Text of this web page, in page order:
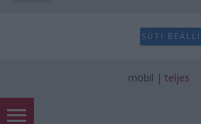
SÜTI
mobil | teljes